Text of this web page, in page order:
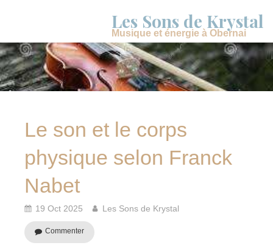
Les Sons de Krystal
Musique et énergie à Obernai
Le son et le corps
physique selon Franck
Nabet
19 Oct 2025 Les Sons de Krystal
Commenter